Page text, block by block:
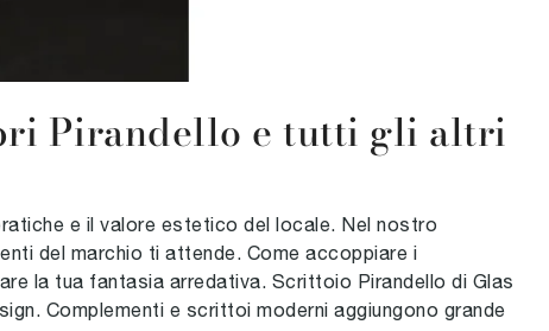
Pirandello e tutti gli altri
e il valore estetico del locale. Nel nostro
del marchio ti attende. Come accoppiare i
la tua fantasia arredativa. Scrittoio Pirandello di Glas
Complementi e scrittoi moderni aggiungono grande